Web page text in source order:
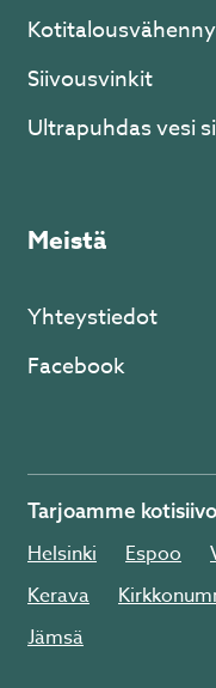
Siivousvinkit
Ultrapuhdas vesi
Meistä
Yhteystiedot
Facebook
Tarjoamme
Helsinki Espoo
Kerava
Jämsä